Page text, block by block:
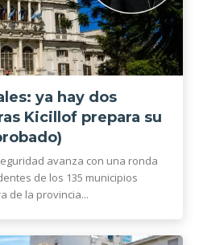
ya hay dos
Kicillof prepara su
avanza con una ronda
de los 135 municipios
de la provincia...